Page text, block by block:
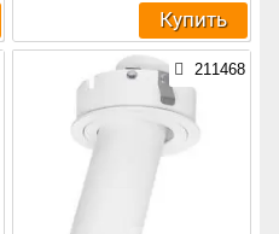
Купить
211468